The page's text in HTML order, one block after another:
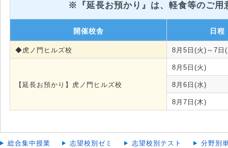
※『延長お預かり』は、軽食等のご用
開催校舎 日程
◆虎ノ門ヒルズ校 8月5日(火)～7日
【延長お預かり】虎ノ門ヒルズ校
8月5日(火)
8月6日(水)
8月7日(木)
総合集中授業 志望校別ゼミ 志望校別テスト 分野別